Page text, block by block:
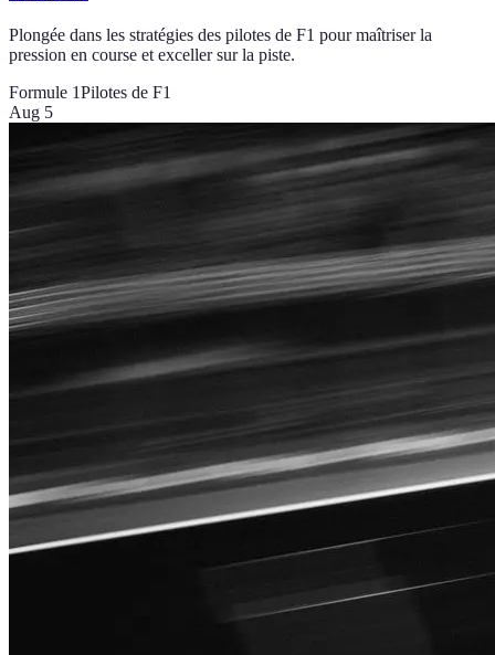
Plongée dans les stratégies des pilotes de F1 pour maîtriser la
pression en course et exceller sur la piste.
Formule 1Pilotes de F1
Aug 5